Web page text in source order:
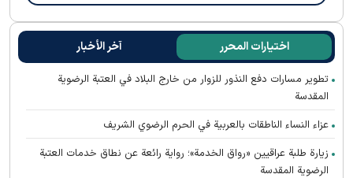
اختيارات المحرر آخر الأخبار
تطوير مسارات دفع النذور للزوار من خارج البلاد في العتبة الرضوية
المقدسة
عزاء النساء الناطقات بالعربية في الحرم الرضوي الشريف
زيارة طلبة عراقيين «رواق الخدمة»؛ رواية رائعة عن نطاق خدمات العتبة
الرضوية المقدسة